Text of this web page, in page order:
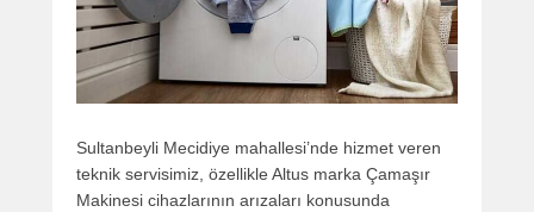
Sultanbeyli Mecidiye mahallesi’nde hizmet veren
teknik servisimiz, özellikle Altus marka Çamaşır
Makinesi cihazlarının arızaları konusunda